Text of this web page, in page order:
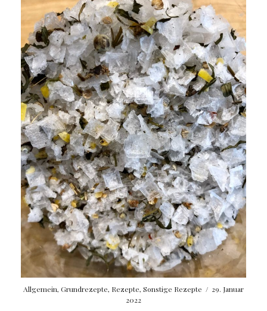
Allgemein, Grundrezepte, Rezepte, Sonstige Rezepte / 29. Januar
2022